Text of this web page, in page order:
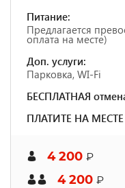
Питание:
Предлагается
оплата на месте)
Доп. услуги:
Парковка, WI-Fi
БЕСПЛАТНАЯ
ПЛАТИТЕ НА МЕСТЕ
4 200 ₽
4 200 ₽